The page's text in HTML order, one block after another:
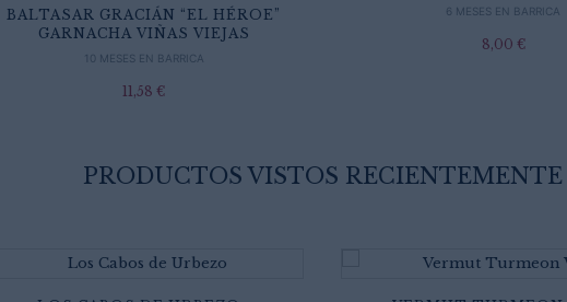
BALTASAR GRACIÁN “EL HÉROE”
GARNACHA VIÑAS VIEJAS
10 MESES EN BARRICA
11,58 €
6 MESES EN BARRICA
8,00 €
PRODUCTOS VISTOS RECIENTEMENTE